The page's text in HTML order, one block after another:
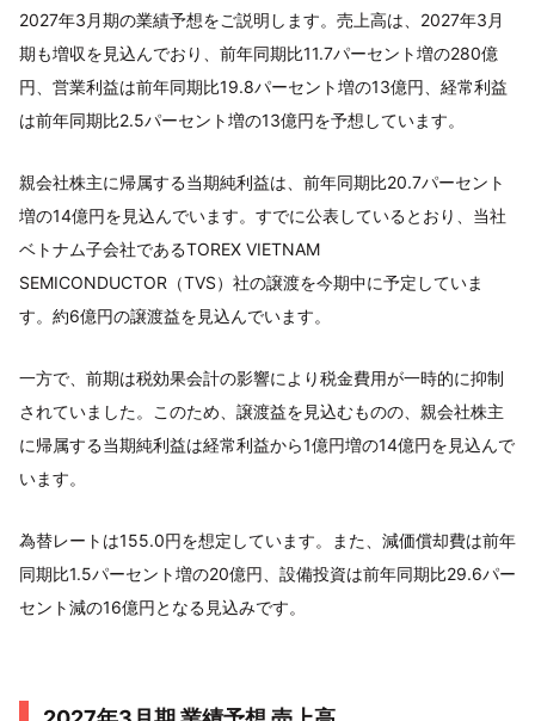
2027年3月期の業績予想をご説明します。売上高は、2027年3月
期も増収を見込んでおり、前年同期比11.7パーセント増の280億
円、営業利益は前年同期比19.8パーセント増の13億円、経常利益
は前年同期比2.5パーセント増の13億円を予想しています。
親会社株主に帰属する当期純利益は、前年同期比20.7パーセント
増の14億円を見込んでいます。すでに公表しているとおり、当社
ベトナム子会社であるTOREX VIETNAM
SEMICONDUCTOR（TVS）社の譲渡を今期中に予定していま
す。約6億円の譲渡益を見込んでいます。
一方で、前期は税効果会計の影響により税金費用が一時的に抑制
されていました。このため、譲渡益を見込むものの、親会社株主
に帰属する当期純利益は経常利益から1億円増の14億円を見込んで
います。
為替レートは155.0円を想定しています。また、減価償却費は前年
同期比1.5パーセント増の20億円、設備投資は前年同期比29.6パー
セント減の16億円となる見込みです。